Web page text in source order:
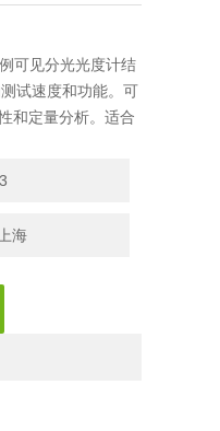
可见分光光度计结
试速度和功能。可
和定量分析。适合
海